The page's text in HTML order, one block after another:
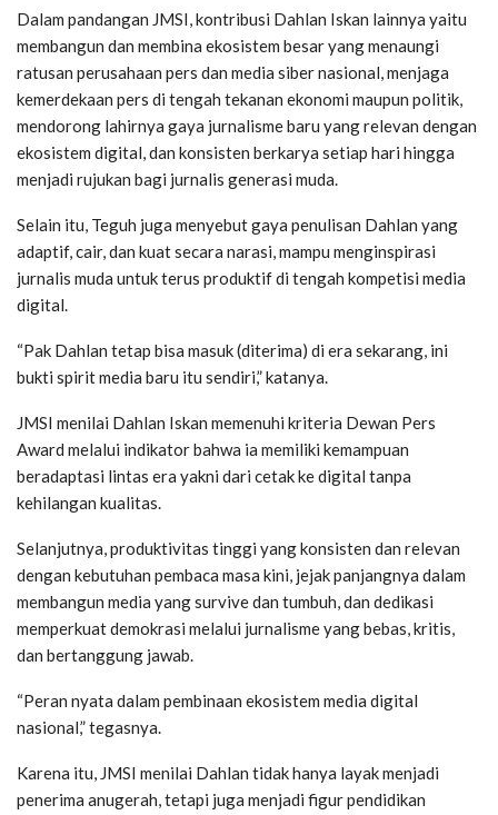
Dalam pandangan JMSI, kontribusi Dahlan Iskan lainnya yaitu
membangun dan membina ekosistem besar yang menaungi
ratusan perusahaan pers dan media siber nasional, menjaga
kemerdekaan pers di tengah tekanan ekonomi maupun politik,
mendorong lahirnya gaya jurnalisme baru yang relevan dengan
ekosistem digital, dan konsisten berkarya setiap hari hingga
menjadi rujukan bagi jurnalis generasi muda.
Selain itu, Teguh juga menyebut gaya penulisan Dahlan yang
adaptif, cair, dan kuat secara narasi, mampu menginspirasi
jurnalis muda untuk terus produktif di tengah kompetisi media
digital.
“Pak Dahlan tetap bisa masuk (diterima) di era sekarang, ini
bukti spirit media baru itu sendiri,” katanya.
JMSI menilai Dahlan Iskan memenuhi kriteria Dewan Pers
Award melalui indikator bahwa ia memiliki kemampuan
beradaptasi lintas era yakni dari cetak ke digital tanpa
kehilangan kualitas.
Selanjutnya, produktivitas tinggi yang konsisten dan relevan
dengan kebutuhan pembaca masa kini, jejak panjangnya dalam
membangun media yang survive dan tumbuh, dan dedikasi
memperkuat demokrasi melalui jurnalisme yang bebas, kritis,
dan bertanggung jawab.
“Peran nyata dalam pembinaan ekosistem media digital
nasional,” tegasnya.
Karena itu, JMSI menilai Dahlan tidak hanya layak menjadi
penerima anugerah, tetapi juga menjadi figur pendidikan